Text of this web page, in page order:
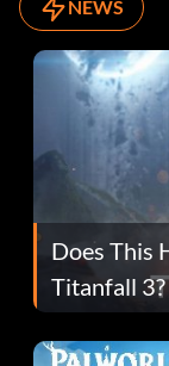
NEWS
Does This
Titanfall
Fans Are